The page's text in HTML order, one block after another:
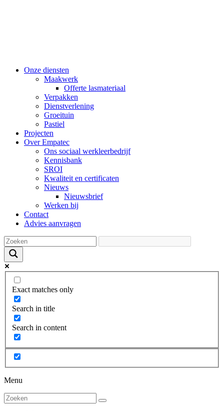
Onze diensten
Maakwerk
Offerte lasmateriaal
Verpakken
Dienstverlening
Groeituin
Pastiel
Projecten
Over Empatec
Ons sociaal werkleerbedrijf
Kennisbank
SROI
Kwaliteit en certificaten
Nieuws
Nieuwsbrief
Werken bij
Contact
Advies aanvragen
Exact matches only
Search in title
Search in content
Menu